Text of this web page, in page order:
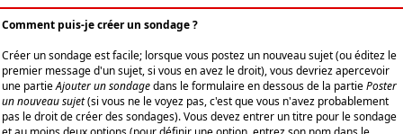
Comment puis-je créer un sondage ?
Créer un sondage est facile; lorsque vous postez un nouveau sujet (ou éditez le
premier message d'un sujet, si vous en avez le droit), vous devriez apercevoir
une partieAjouter un sondagedans le formulaire en dessous de la partiePoster
un nouveau sujet(si vous ne le voyez pas, c'est que vous n'avez probablement
pas le droit de créer des sondages). Vous devez entrer un titre pour le sondage